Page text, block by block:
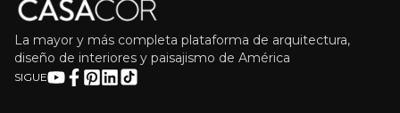
La mayor y más completa plataforma de arquitectura,
diseño de interiores y paisajismo de América
SIGUE